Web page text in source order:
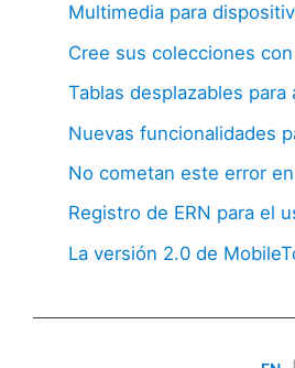
Multimedia para
Cree sus colecciones
Tablas desplazables
Nuevas funcionalidades
No cometan este error
Registro de ERN para el
La versión 2.0 de